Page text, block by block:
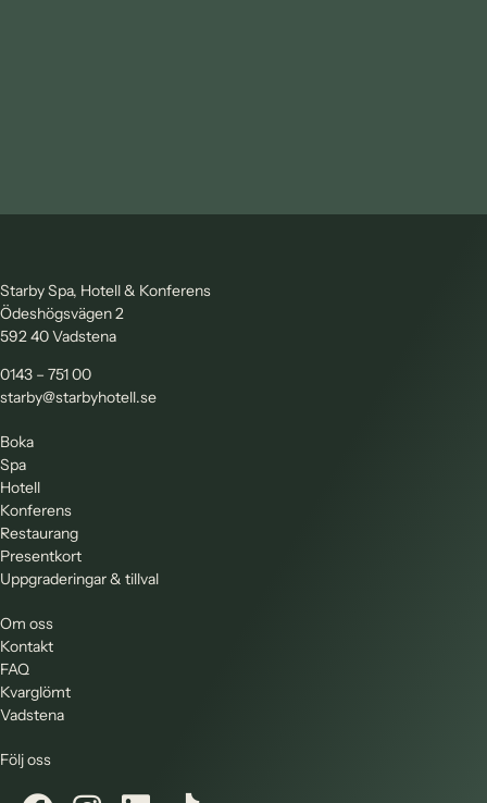
Starby Spa, Hotell & Konferens
Ödeshögsvägen 2
592 40 Vadstena
0143 – 751 00
starby@starbyhotell.se
Boka
Spa
Hotell
Konferens
Restaurang
Presentkort
Uppgraderingar & tillval
Om oss
Kontakt
FAQ
Kvarglömt
Vadstena
Följ oss